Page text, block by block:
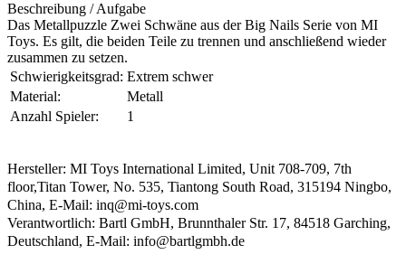
Beschreibung / Aufgabe
Das Metallpuzzle Zwei Schwäne aus der Big Nails Serie von MI
Toys. Es gilt, die beiden Teile zu trennen und anschließend wieder
zusammen zu setzen.
Schwierigkeitsgrad: Extrem schwer
Material:
Metall
Anzahl Spieler:
1
Hersteller: MI Toys International Limited, Unit 708-709, 7th
floor,Titan Tower, No. 535, Tiantong South Road, 315194 Ningbo,
China, E-Mail: inq@mi-toys.com
Verantwortlich: Bartl GmbH, Brunnthaler Str. 17, 84518 Garching,
Deutschland, E-Mail: info@bartlgmbh.de